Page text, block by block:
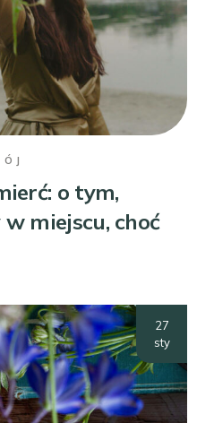
o tym,
miejscu, choć
27
sty